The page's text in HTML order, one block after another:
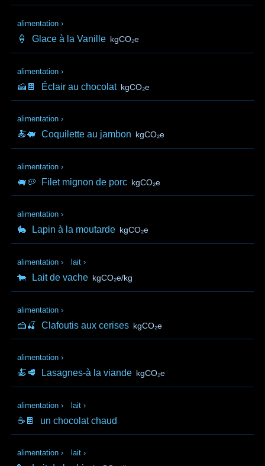
alimentation ›
🍦 Glace à la Vanille kgCO₂e
alimentation ›
🍰🍫 Éclair au chocolat kgCO₂e
alimentation ›
🍝🐖 Coquilette au jambon kgCO₂e
alimentation ›
🐖🥔 Filet mignon de porc kgCO₂e
alimentation ›
🐇 Lapin à la moutarde kgCO₂e
alimentation › lait ›
🐄 Lait de vache kgCO₂e/kg
alimentation ›
🍰🍒 Clafoutis aux cerises kgCO₂e
alimentation ›
🍝🥩 Lasagnes-à la viande kgCO₂e
alimentation › lait ›
☕🍫 un chocolat chaud
alimentation › lait ›